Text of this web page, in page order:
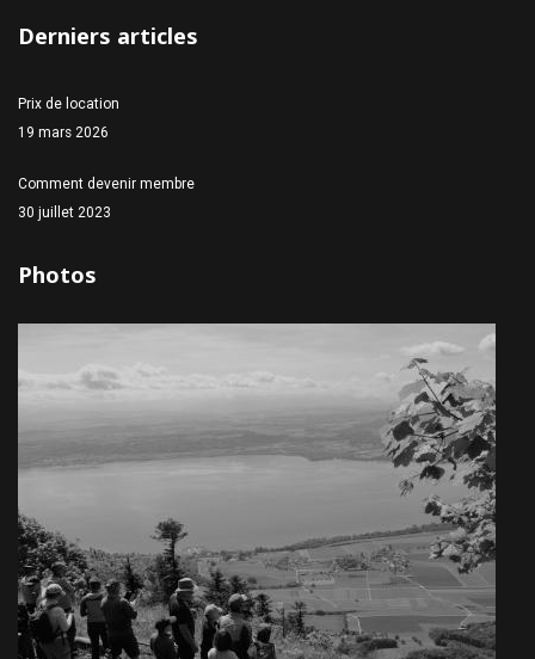
Derniers articles
Prix de location
19 mars 2026
Comment devenir membre
30 juillet 2023
Photos